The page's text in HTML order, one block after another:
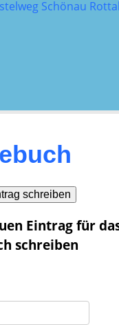
Eintrag für
schreiben